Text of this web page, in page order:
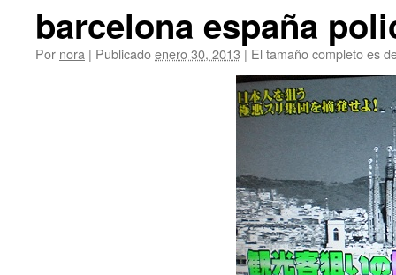
barcelona españa
Por nora | Publicadoenero 30, 2013 | El tamaño completo es